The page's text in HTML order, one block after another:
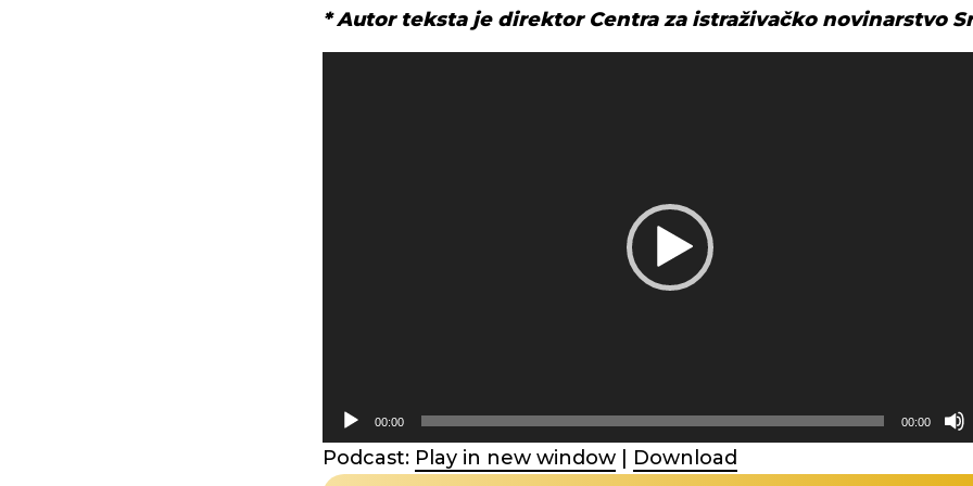
* Autor teksta je direktor Centra za istraživačko novinarstvo
00:00 00:00
Podcast: Play in new window Download